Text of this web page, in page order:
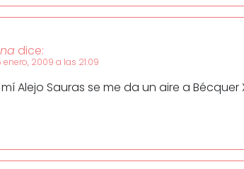
dice:
enero, 2009 a las 21:09
Alejo Sauras se me da un aire a Bécquer